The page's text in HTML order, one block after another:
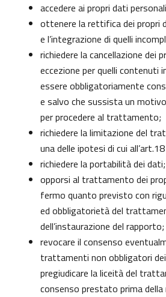
accedere ai propri dati
ottenere la rettifica dei propri
e l’integrazione di quelli
richiedere la cancellazione dei
eccezione per quelli contenuti
essere obbligatoriamente
e salvo che sussista un
per procedere al trattamento;
richiedere la limitazione del
una delle ipotesi di cui
richiedere la portabilità dei dati;
opporsi al trattamento dei
fermo quanto previsto con
ed obbligatorietà del
dell’instaurazione del rapporto;
revocare il consenso
trattamenti non obbligatori
pregiudicare la liceità del
consenso prestato prima della